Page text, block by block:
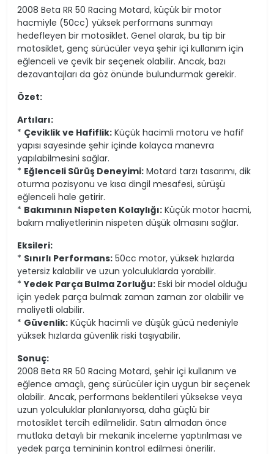
2008 Beta RR 50 Racing Motard, küçük bir motor
hacmiyle (50cc) yüksek performans sunmayı
hedefleyen bir motosiklet. Genel olarak, bu tip bir
motosiklet, genç sürücüler veya şehir içi kullanım için
eğlenceli ve çevik bir seçenek olabilir. Ancak, bazı
dezavantajları da göz önünde bulundurmak gerekir.
Özet:
Artıları:
* Çeviklik ve Hafiflik: Küçük hacimli motoru ve hafif
yapısı sayesinde şehir içinde kolayca manevra
yapılabilmesini sağlar.
* Eğlenceli Sürüş Deneyimi: Motard tarzı tasarımı, dik
oturma pozisyonu ve kısa dingil mesafesi, sürüşü
eğlenceli hale getirir.
* Bakımının Nispeten Kolaylığı: Küçük motor hacmi,
bakım maliyetlerinin nispeten düşük olmasını sağlar.
Eksileri:
* Sınırlı Performans: 50cc motor, yüksek hızlarda
yetersiz kalabilir ve uzun yolculuklarda yorabilir.
*Yedek Parça Bulma Zorluğu: Eski bir model olduğu
için yedek parça bulmak zaman zaman zor olabilir ve
maliyetli olabilir.
* Güvenlik: Küçük hacimli ve düşük gücü nedeniyle
yüksek hızlarda güvenlik riski taşıyabilir.
Sonuç:
2008 Beta RR 50 Racing Motard, şehir içi kullanım ve
eğlence amaçlı, genç sürücüler için uygun bir seçenek
olabilir. Ancak, performans beklentileri yüksekse veya
uzun yolculuklar planlanıyorsa, daha güçlü bir
motosiklet tercih edilmelidir. Satın almadan önce
mutlaka detaylı bir mekanik inceleme yaptırılması ve
yedek parça temininin kontrol edilmesi önerilir.